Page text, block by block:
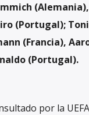
(Portugal);
(Francia),
(Portugal).
por la